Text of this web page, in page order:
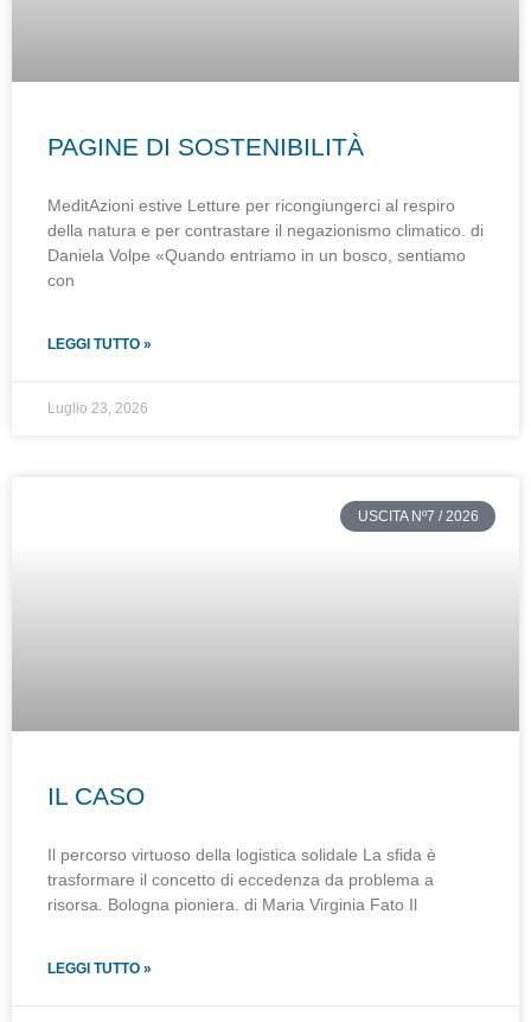
PAGINE DI SOSTENIBILITÀ
MeditAzioni estive Letture per ricongiungerci al respiro
della natura e per contrastare il negazionismo climatico. di
Daniela Volpe «Quando entriamo in un bosco, sentiamo
con
LEGGI TUTTO »
Luglio 23, 2026
USCITA Nº7 / 2026
IL CASO
Il percorso virtuoso della logistica solidale La sfida è
trasformare il concetto di eccedenza da problema a
risorsa. Bologna pioniera. di Maria Virginia Fato Il
LEGGI TUTTO »